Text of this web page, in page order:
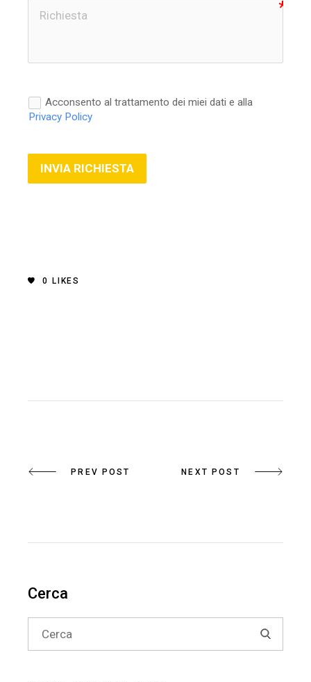
Acconsento al trattamento dei miei dati e alla
Privacy Policy
INVIA RICHIESTA
0 LIKES
PREV POST NEXT POST
Cerca
Search
for: